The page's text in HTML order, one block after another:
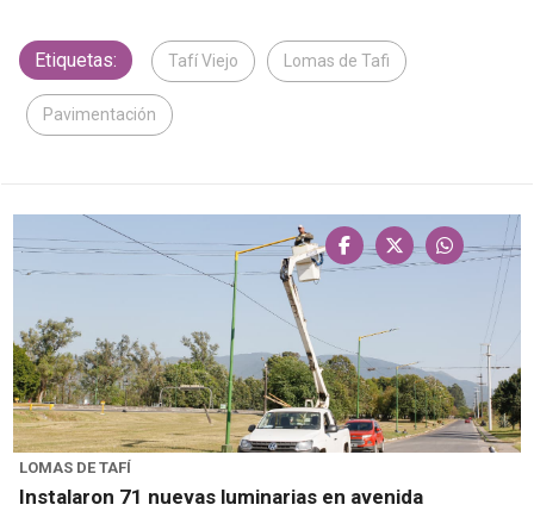
Etiquetas: Tafí Viejo Lomas de Tafi
Pavimentación
LOMAS DE TAFÍ
Instalaron 71 nuevas luminarias en avenida